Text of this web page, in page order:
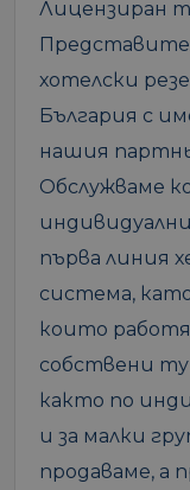
Лицензиран
хотелски
България с
нашия
Обслужваме
първа линия
система,
които
собствени
както по
и за малки
продаваме, а